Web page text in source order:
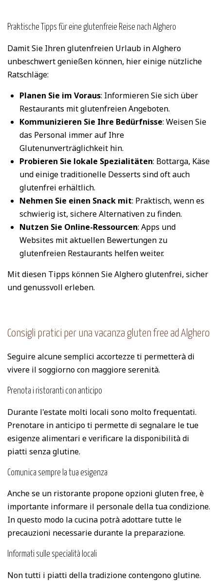
Praktische Tipps für eine glutenfreie Reise nach Alghero
Damit Sie Ihren glutenfreien Urlaub in Alghero
unbeschwert genießen können, hier einige nützliche
Ratschläge:
Planen Sie im Voraus: Informieren Sie sich über
Restaurants mit glutenfreien Angeboten.
Kommunizieren Sie Ihre Bedürfnisse: Weisen Sie
das Personal immer auf Ihre
Glutenunverträglichkeit hin.
Probieren Sie lokale Spezialitäten: Bottarga, Käse
und einige traditionelle Desserts sind oft auch
glutenfrei erhältlich.
Nehmen Sie einen Snack mit: Praktisch, wenn es
schwierig ist, sichere Alternativen zu finden.
Nutzen Sie Online-Ressourcen: Apps und
Websites mit aktuellen Bewertungen zu
glutenfreien Restaurants helfen weiter.
Mit diesen Tipps können Sie Alghero glutenfrei, sicher
und genussvoll erleben.
Consigli pratici per una vacanza gluten free ad Alghero
Seguire alcune semplici accortezze ti permetterà di
vivere il soggiorno con maggiore serenità.
Prenota i ristoranti con anticipo
Durante l'estate molti locali sono molto frequentati.
Prenotare in anticipo ti permette di segnalare le tue
esigenze alimentari e verificare la disponibilità di
piatti senza glutine.
Comunica sempre la tua esigenza
Anche se un ristorante propone opzioni gluten free, è
importante informare il personale della tua condizione.
In questo modo la cucina potrà adottare tutte le
precauzioni necessarie durante la preparazione.
Informati sulle specialità locali
Non tutti i piatti della tradizione contengono glutine.